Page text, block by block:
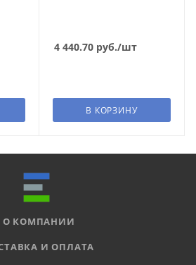
4 440.70руб./шт
В КОРЗИНУ
О КОМПАНИИ
И ОПЛАТА